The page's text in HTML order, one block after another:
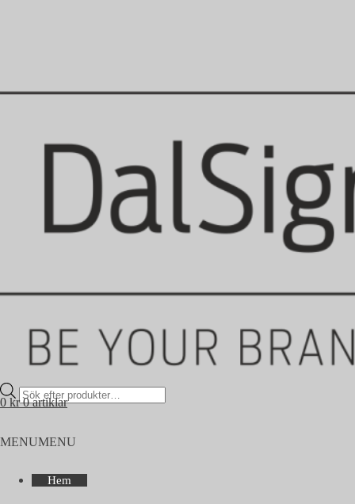
Products
search
0 kr 0 artiklar
MENUMENU
Hem